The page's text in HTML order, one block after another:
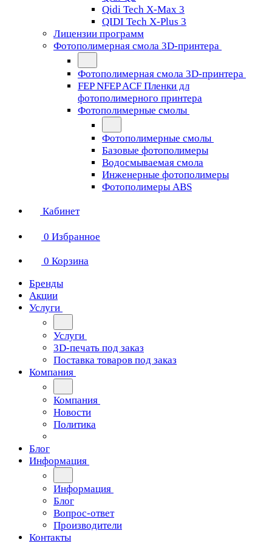
Qidi Tech X-Max 3
QIDI Tech X-Plus 3
Лицензии программ
Фотополимерная смола 3D-принтера
Фотополимерная смола 3D-принтера
FEP NFEP ACF Пленки дл
фотополимерного принтера
Фотополимерные смолы
Фотополимерные смолы
Базовые фотополимеры
Водосмываемая смола
Инженерные фотополимеры
Фотополимеры ABS
Кабинет
0 Избранное
0 Корзина
Бренды
Акции
Услуги
Услуги
3D-печать под заказ
Поставка товаров под заказ
Компания
Компания
Новости
Политика
Блог
Информация
Информация
Блог
Вопрос-ответ
Производители
Контакты